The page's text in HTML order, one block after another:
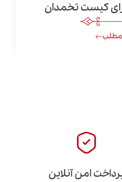
کیست تخمدان
مطلب
امن آنلاین